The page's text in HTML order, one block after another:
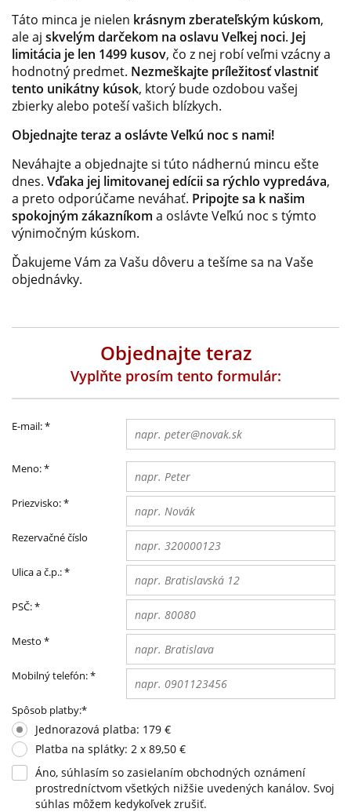
Táto minca je nielen krásnym zberateľským kúskom,
ale aj skvelým darčekom na oslavu Veľkej noci. Jej
limitácia je len 1499 kusov, čo z nej robí veľmi vzácny a
hodnotný predmet. Nezmeškajte príležitosť vlastniť
tento unikátny kúsok, ktorý bude ozdobou vašej
zbierky alebo poteší vašich blízkych.
Objednajte teraz a oslávte Veľkú noc s nami!
Neváhajte a objednajte si túto nádhernú mincu ešte
dnes. Vďaka jej limitovanej edícii sa rýchlo vypredáva,
a preto odporúčame neváhať. Pripojte sa k našim
spokojným zákazníkom a oslávte Veľkú noc s týmto
výnimočným kúskom.
Ďakujeme Vám za Vašu dôveru a tešíme sa na Vaše
objednávky.
Objednajte teraz
Vyplňte prosím tento formulár:
E-mail:*
Meno:*
Priezvisko:*
Rezervačné číslo
Ulica a č.p.:*
PSČ:*
Mesto *
Mobilný telefón:*
Spôsob platby:*
Jednorazová platba: 179 €
Platba na splátky: 2 x 89,50 €
Áno, súhlasím so zasielaním obchodných oznámení
prostredníctvom všetkých nižšie uvedených kanálov. Svoj
súhlas môžem kedykoľvek zrušiť.